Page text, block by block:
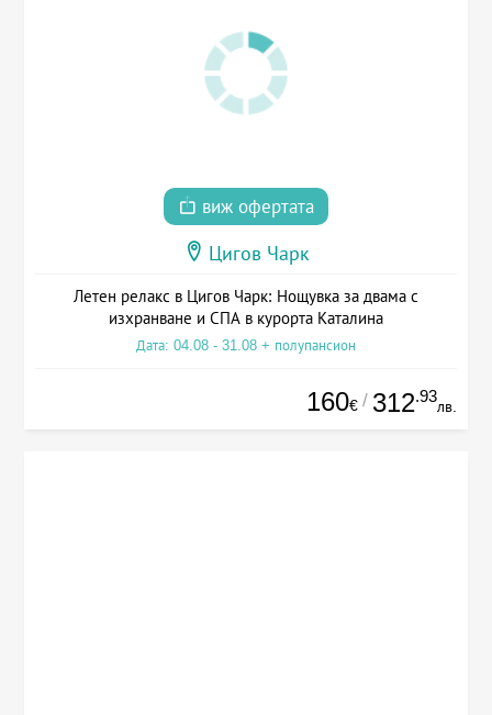
виж офертата
Цигов Чарк
Летен релакс в Цигов Чарк: Нощувка за двама с
изхранване и СПА в курорта Каталина
Дата: 04.08 - 31.08 + полупансион
160€ / 312.93
лв.